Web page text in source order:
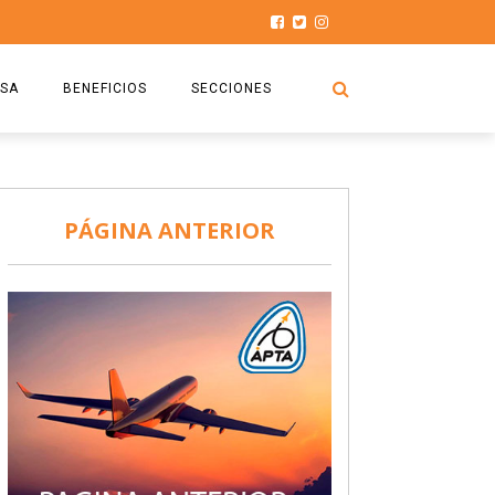
BENEFICIOS
COMISIÓN
SECCIONES
SEGURIDAD AÉREA
TURISMO Y RECREACIÓN
VIDEOS
PÁGINA ANTERIOR